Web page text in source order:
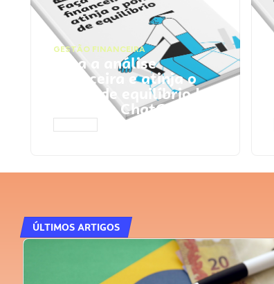
GESTÃO FINANCEIRA
Faça a análise
financeira e atinja o
ponto de equilíbrio |
Prompts ChatGPT
ÚLTIMOS ARTIGOS